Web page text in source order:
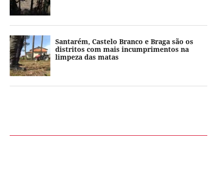
Santarém, Castelo Branco e Braga são os
distritos com mais incumprimentos na
limpeza das matas